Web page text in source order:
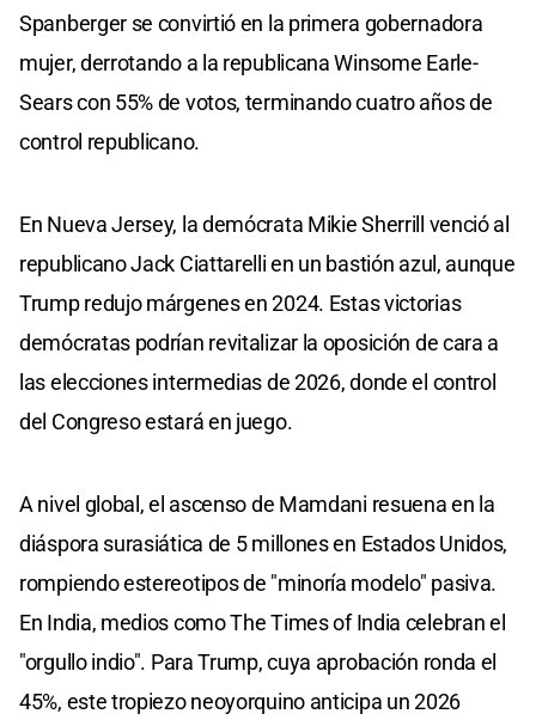
Spanberger se convirtió en la primera gobernadora
mujer, derrotando a la republicana Winsome Earle-
Sears con 55% de votos, terminando cuatro años de
control republicano.
En Nueva Jersey, la demócrata Mikie Sherrill venció al
republicano Jack Ciattarelli en un bastión azul, aunque
Trump redujo márgenes en 2024. Estas victorias
demócratas podrían revitalizar la oposición de cara a
las elecciones intermedias de 2026, donde el control
del Congreso estará en juego.
A nivel global, el ascenso de Mamdani resuena en la
diáspora surasiática de 5 millones en Estados Unidos,
rompiendo estereotipos de "minoría modelo" pasiva.
En India, medios como The Times of India celebran el
"orgullo indio". Para Trump, cuya aprobación ronda el
45%, este tropiezo neoyorquino anticipa un 2026